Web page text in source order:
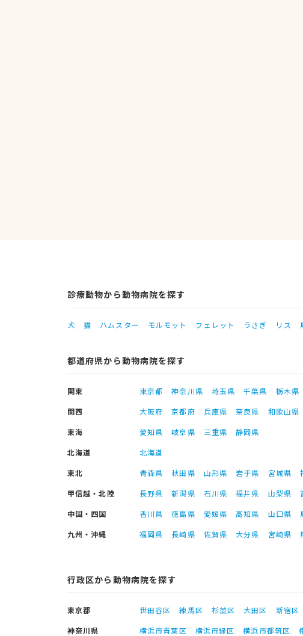
診療動物から動物病院を探す
犬 猫 ハムスター モルモット フェレット うさぎ リス
都道府県から動物病院を探す
関東 東京都 神奈川県 埼玉県 千葉県 栃木県
関西
大阪府 京都府 兵庫県 奈良県 和歌山県
東海
愛知県 岐阜県 三重県
静岡県
北海道
北海道
東北
青森県 秋田県 山形県 岩手県 宮城県
甲信越・北陸
長野県 新潟県 石川県 福井県 山梨県
中国・四国
香川県 徳島県 愛媛県 高知県 山口県
九州・沖縄
福岡県 長崎県 佐賀県 大分県 宮崎県
行政区から動物病院を探す
東京都 世田谷区 練馬区 杉並区 大田区 新宿区
神奈川県
横浜市青葉区 横浜市緑区 横浜市都筑区